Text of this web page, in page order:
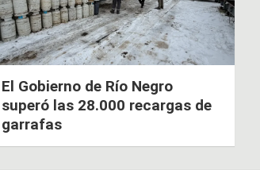
El Gobierno de Río Negro
superó las 28.000 recargas de
garrafas